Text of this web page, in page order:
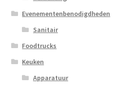
Evenementenbenodigdheden
Sanitair
Foodtrucks
Keuken
Apparatuur